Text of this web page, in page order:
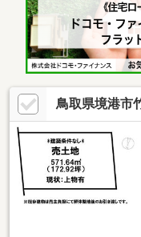
鳥取県境港市